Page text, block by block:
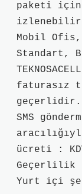
paketi için
Mobil
Standart,
faturasız
geçerlidir.
SMS
ücreti :
Geçerlilik
Yurt içi